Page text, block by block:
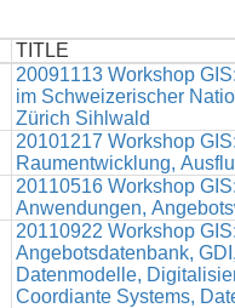
TITLE
TITLE
20091113 Workshop
im Schweizerischer
Zürich Sihlwald
20101217 Workshop
Raumentwicklung,
20110516 Workshop
Anwendungen,
20110922 Workshop
Angebotsdatenbank,
Datenmodelle,
Coordiante Systems,